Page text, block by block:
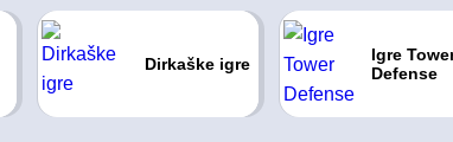
Dirkaške igre
Igre
Defense